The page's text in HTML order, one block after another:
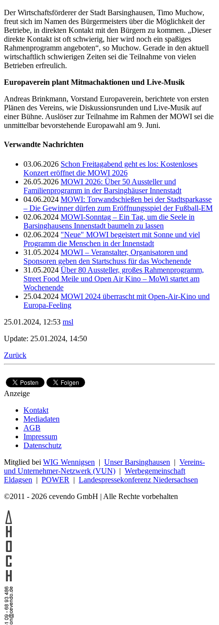
Der Wirtschaftsförderer der Stadt Barsinghausen, Timo Muchow,
freut sich im Namen des Bürgermeisters über die Möglichkeit der
Betriebe, in direkten Kontakt mit den Bürgern zu kommen. „Dieser
direkte Kontakt ist oft schwierig, hier wird noch ein spaßiges
Rahmenprogramm angeboten“, so Muchow. Gerade in den aktuell
wirtschaftlich schwierigen Zeiten sei die Teilnahme von vielen
Betrieben erfreulich.
Europaverein plant Mitmachaktionen und Live-Musik
Andreas Brinkmann, Vorstand Europaverein, berichtete von ersten
Plänen des Vereins, wie Diskussionsrunden und Live-Musik auf
einer Bühne. Auslöser zur Teilnahme im Rahmen der MOWI sei die
unmittelbar bevorstehende Europawahl am 9. Juni.
Verwandte Nachrichten
03.06.2026 Schon Freitagabend geht es los: Kostenloses
Konzert eröffnet die MOWI 2026
26.05.2026 MOWI 2026: Über 50 Aussteller und
Familienprogramm in der Barsinghäuser Innenstadt
04.06.2024 MOWI: Torwandschießen bei der Stadtsparkasse
– Die Gewinner dürfen zum Eröffnungsspiel der Fußball-EM
02.06.2024 MOWI-Sonntag – Ein Tag, um die Seele in
Barsinghausens Innenstadt baumeln zu lassen
02.06.2024 "Neue" MOWI begeistert mit Sonne und viel
Programm die Menschen in der Innenstadt
31.05.2024 MOWI – Veranstalter, Organisatoren und
Sponsoren geben den Startschuss für das Wochenende
31.05.2024 Über 80 Aussteller, großes Rahmenprogramm,
Street Food Meile und Open Air Kino – MoWi startet am
Wochenende
25.04.2024 MOWI 2024 überrascht mit Open-Air-Kino und
Europa-Feeling
25.01.2024, 12:53 msl
Update: 25.01.2024, 14:50
Zurück
Anzeige
Kontakt
Mediadaten
AGB
Impressum
Datenschutz
Mitglied bei WIG Wennigsen | Unser Barsinghausen | Vereins-
und Unternehmer-Netzwerk (VUN) | Werbegemeinschaft
Eldagsen | POWER | Landespressekonferenz Niedersachsen
©2011 - 2026 cevendo GmbH | Alle Rechte vorbehalten